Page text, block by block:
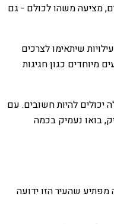
מציעה משהו לכולם - גם
שיתאימו לצרכים
מיוחדים כגון חגיגות
יכולים להיות חשובים. עם
בואו נעמיק בכמה
מפתיע שהעיר הזו ידועה